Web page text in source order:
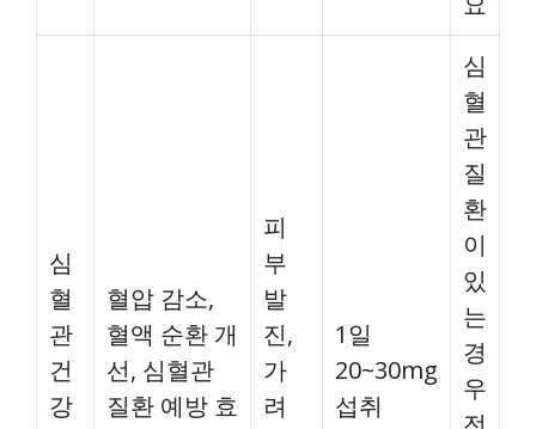
심
혈
관
건
강
혈압 감소,
혈액 순환 개
선, 심혈관
질환 예방 효
피
부
발
진,
가
려
1일
20~30mg
섭취
심
혈
관
질
환
이
있
는
경
우